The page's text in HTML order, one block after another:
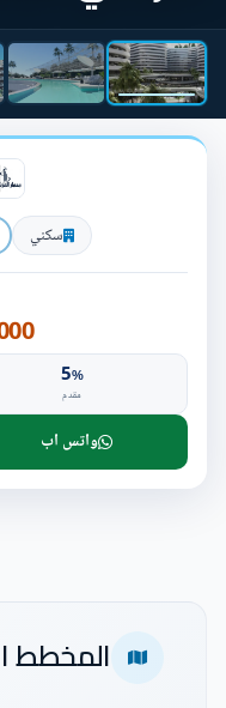
سكني
5%
مقدم
واتس اب
المخطط